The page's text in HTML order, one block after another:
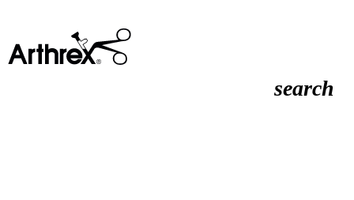
search